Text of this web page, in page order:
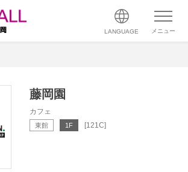
LANGUAGE メニュー
藤岡園
カフェ
東館 1F [121C]